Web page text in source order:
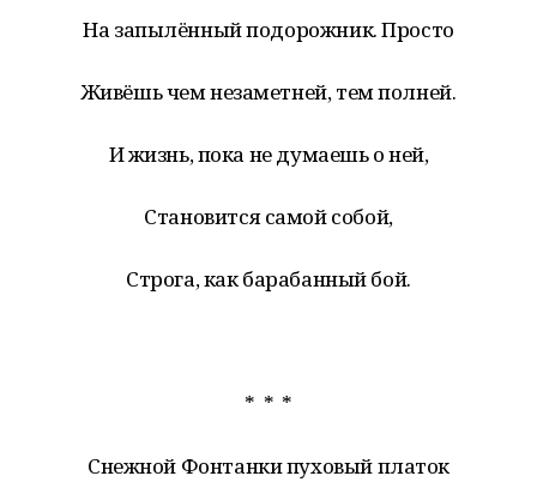
На запылённый подорожник. Просто
Живёшь чем незаметней, тем полней.
И жизнь, пока не думаешь о ней,
Становится самой собой,
Строга, как барабанный бой.
* * *
Снежной Фонтанки пуховый платок